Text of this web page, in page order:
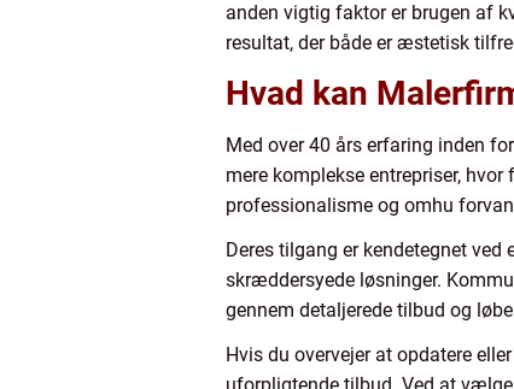
anden vigtig faktor er brugen af
resultat, der både er æstetisk
Hvad kan
Med over 40 års erfaring inden
mere komplekse entrepriser,
professionalisme og omhu
Deres tilgang er kendetegnet
skræddersyede løsninger.
gennem detaljerede tilbud og
Hvis du overvejer at opdatere